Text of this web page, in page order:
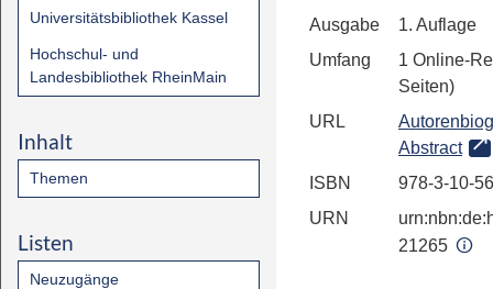
Universitätsbibliothek Kassel
Hochschul- und
Landesbibliothek RheinMain
Inhalt
Themen
Listen
Neuzugänge
Ausgabe
1. Auflage
Umfang
1 Online-
Seiten)
URL
Abstract
ISBN
978-3-10-
URN
21265